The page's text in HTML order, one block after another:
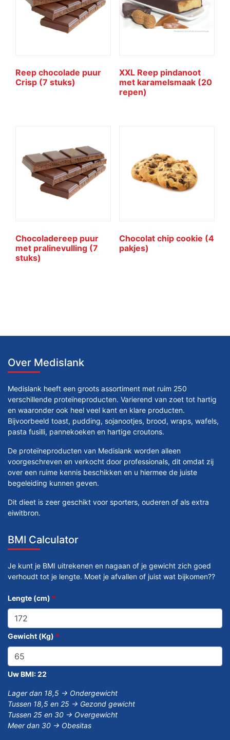
Reep chocolade puur
Crisp (7 stuks)
XXL Reep pindanoot
met karamelsmaak (20
repen)
Chocoladereep puur
met pralinevulling (7
stuks)
Chocolat chip cookie (4
pakjes)
Over Medislank
Medislank heeft een groots assortiment met ruim 250
verschillende proteïneproducten. Varierend van zoet tot hartig
en waaronder ook heel veel kant en klare producten.
Bijvoorbeeld toast, pudding, sojanootjes, brood, wraps, wafels,
pasta fusilli, pannekoeken en hartige croutons.
De proteïneproducten van Medislank worden alleen
voorgeschreven en verkocht door professionals, dit omdat zij
over een ruime kennis beschikken en u hiermee de juiste
begeleiding kunnen geven.
Dit dieet is zeer geschikt voor sporters, ouderen of als extra
eiwitbron.
BMI Calculator
Je kunt je BMI uitrekenen en nagaan of je gewicht zich goed
verhoudt tot je lengte. Moet je afvallen of juist wat bijkomen??
Lengte (cm) *
Gewicht (Kg) *
Uw BMI:22
Lager dan 18,5 -> Ondergewicht
Tussen 18,5 en 25 -> Gezond gewicht
Tussen 25 en 30 -> Overgewicht
Meer dan 30 -> Obesitas